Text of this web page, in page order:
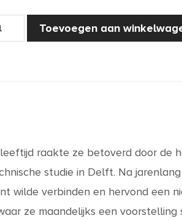
Toevoegen aan
raakte ze betoverd door de
studie in Delft. Na
wilde verbinden en hervond een
ze maandelijks een